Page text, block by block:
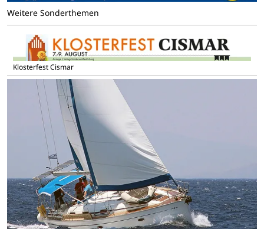
Weitere Sonderthemen
Klosterfest Cismar